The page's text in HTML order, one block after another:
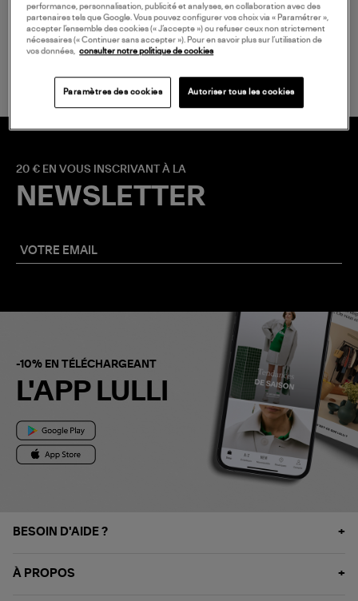
LIVRAISON GRATUITE
à partir de 150 € d'achat*
20 € EN VOUS INSCRIVANT À LA
NEWSLETTER
-10% EN TÉLÉCHARGEANT
L'APP LULLI
BESOIN D'AIDE ?
À PROPOS
performance, personnalisation, publicité et analyses, en collaboration avec des
partenaires tels que Google. Vous pouvez configurer vos choix via « Paramétrer »,
accepter l’ensemble des cookies (« J’accepte ») ou refuser ceux non strictement
nécessaires (« Continuer sans accepter »). Pour en savoir plus sur l’utilisation de
vos données,
consulter notre politique de cookies
Paramètres des cookies Autoriser tous les cookies